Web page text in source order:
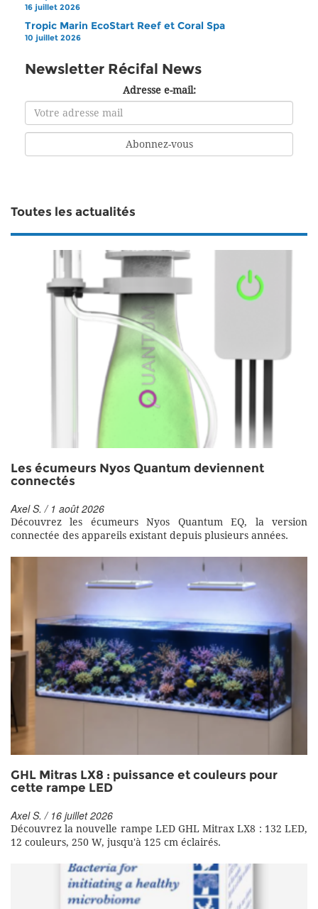
16 juillet 2026
Tropic Marin EcoStart Reef et Coral Spa
10 juillet 2026
Newsletter Récifal News
Adresse e-mail:
Toutes les actualités
Les écumeurs Nyos Quantum deviennent
connectés
Axel S. / 1 août 2026
Découvrez les écumeurs Nyos Quantum EQ, la version
connectée des appareils existant depuis plusieurs années.
GHL Mitras LX8 : puissance et couleurs pour
cette rampe LED
Axel S. / 16 juillet 2026
Découvrez la nouvelle rampe LED GHL Mitrax LX8 : 132 LED,
12 couleurs, 250 W, jusqu'à 125 cm éclairés.